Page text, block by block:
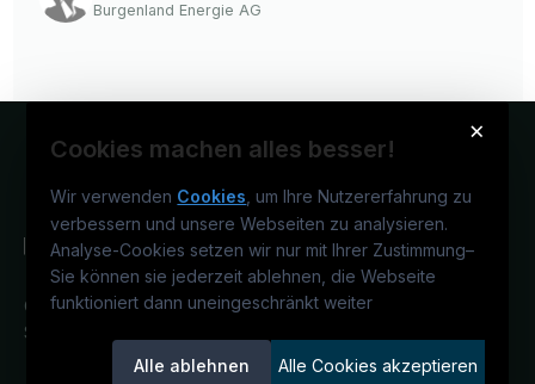
Burgenland Energie AG
×
Cookies machen alles besser!
Wir verwenden Cookies , um Ihre Nutzererfahrung zu
verbessern und unsere Webseiten zu analysieren.
Analyse-Cookies setzen wir nur mit Ihrer Zustimmung–
Sie können sie jederzeit ablehnen, die Webseite
funktioniert dann uneingeschränkt weiter
Alle ablehnen Alle Cookies akzeptieren
Österreichs IT-Karriereportal.Ein
Service der candidatis GmbH.